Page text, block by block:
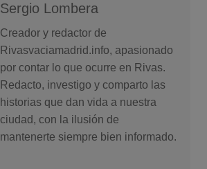
Sergio Lombera
Creador y redactor de
Rivasvaciamadrid.info, apasionado
por contar lo que ocurre en Rivas.
Redacto, investigo y comparto las
historias que dan vida a nuestra
ciudad, con la ilusión de
mantenerte siempre bien informado.